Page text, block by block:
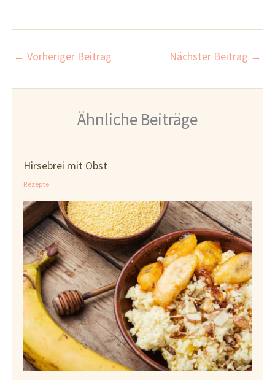
← Vorheriger Beitrag Nächster Beitrag →
Ähnliche Beiträge
Hirsebrei mit Obst
Rezepte